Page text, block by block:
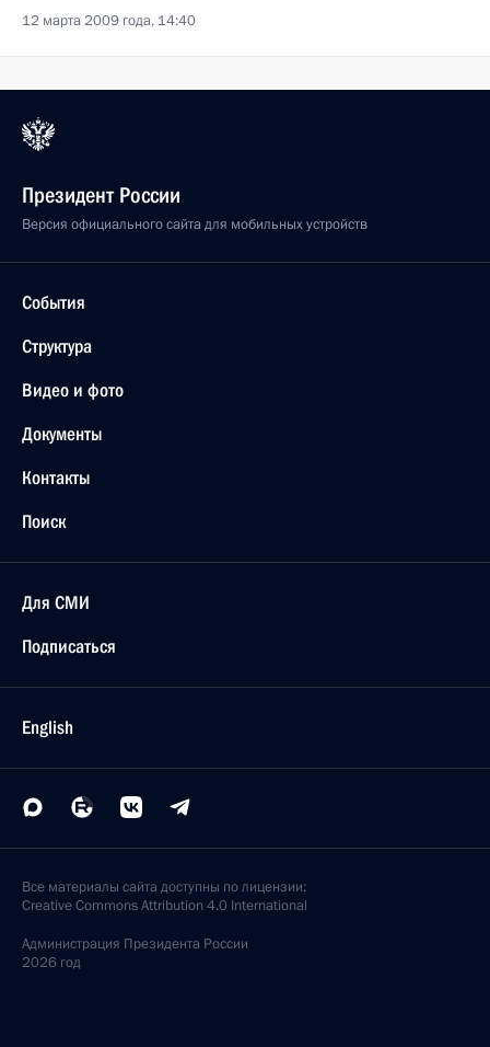
12 марта 2009 года, 14:40
Президент России
Версия официального сайта для мобильных устройств
События
Структура
Видео и фото
Документы
Контакты
Поиск
Для СМИ
Подписаться
English
Все материалы сайта доступны по лицензии:
Creative Commons Attribution 4.0 International
Администрация Президента России
2026 год